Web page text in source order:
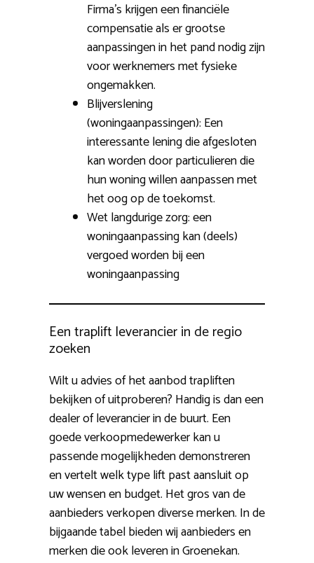
Firma’s krijgen een financiële
compensatie als er grootse
aanpassingen in het pand nodig zijn
voor werknemers met fysieke
ongemakken.
Blijverslening
(woningaanpassingen): Een
interessante lening die afgesloten
kan worden door particulieren die
hun woning willen aanpassen met
het oog op de toekomst.
Wet langdurige zorg: een
woningaanpassing kan (deels)
vergoed worden bij een
woningaanpassing
Een traplift leverancier in de regio
zoeken
Wilt u advies of het aanbod trapliften
bekijken of uitproberen? Handig is dan een
dealer of leverancier in de buurt. Een
goede verkoopmedewerker kan u
passende mogelijkheden demonstreren
en vertelt welk type lift past aansluit op
uw wensen en budget. Het gros van de
aanbieders verkopen diverse merken. In de
bijgaande tabel bieden wij aanbieders en
merken die ook leveren in Groenekan.